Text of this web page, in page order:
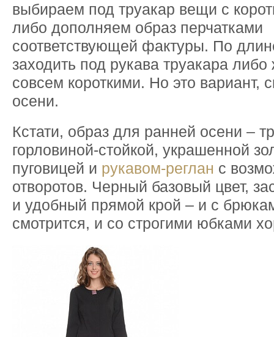
выбираем под труакар вещи с
либо дополняем образ перчатками
соответствующей фактуры. По
заходить под рукава труакара
совсем короткими. Но это вариант,
осени.
Кстати, образ для ранней осени –
горловиной-стойкой, украшенной
пуговицей и рукавом-реглан с
отворотов. Черный базовый цвет,
и удобный прямой крой – и с
смотрится, и со строгими юбками